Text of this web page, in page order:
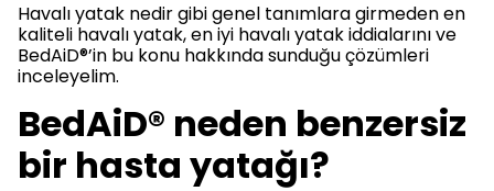
Havalı yatak nedir gibi genel tanımlara girmeden en
kaliteli havalı yatak, en iyi havalı yatak iddialarını ve
BedAiD®’in bu konu hakkında sunduğu çözümleri
inceleyelim.
BedAiD® neden benzersiz
bir hasta yatağı?